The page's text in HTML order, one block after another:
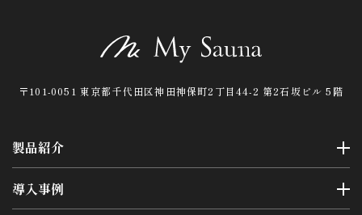
〒101-0051 東京都千代田区神田神保町2丁目44-2 第2石坂ビル 5階
製品紹介
導入事例